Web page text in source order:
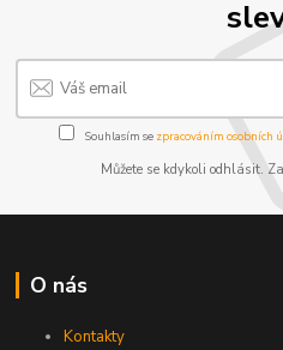
Souhlasím se zpracováním osobních
Můžete se kdykoli odhlásit.
O nás
Kontakty